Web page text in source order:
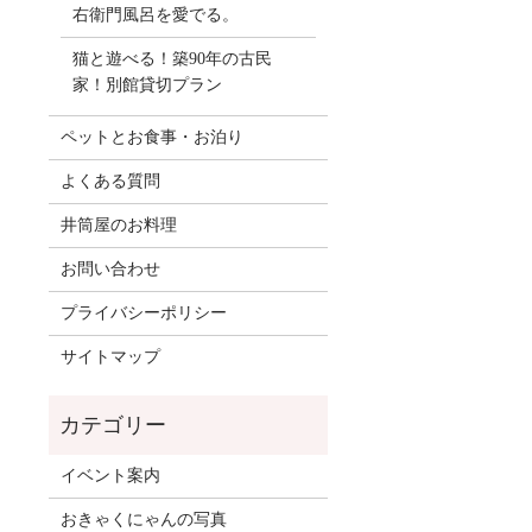
右衛門風呂を愛でる。
猫と遊べる！築90年の古民
家！別館貸切プラン
ペットとお食事・お泊り
よくある質問
井筒屋のお料理
お問い合わせ
プライバシーポリシー
サイトマップ
イベント案内
おきゃくにゃんの写真